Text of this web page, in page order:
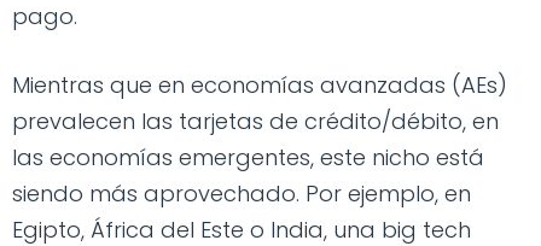
pago.
Mientras que en economías avanzadas (AEs)
prevalecen las tarjetas de crédito/débito, en
las economías emergentes, este nicho está
siendo más aprovechado. Por ejemplo, en
Egipto, África del Este o India, una big tech